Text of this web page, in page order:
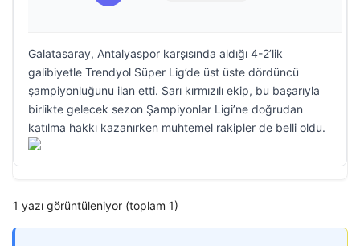
Galatasaray, Antalyaspor karşısında aldığı 4-2’lik
galibiyetle Trendyol Süper Lig’de üst üste dördüncü
şampiyonluğunu ilan etti. Sarı kırmızılı ekip, bu başarıyla
birlikte gelecek sezon Şampiyonlar Ligi’ne doğrudan
katılma hakkı kazanırken muhtemel rakipler de belli oldu.
1 yazı görüntüleniyor (toplam 1)